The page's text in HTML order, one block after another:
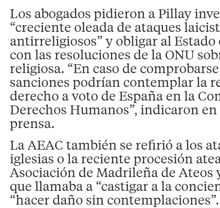
Los abogados pidieron a Pillay
“creciente oleada de ataques
antirreligiosos” y obligar al
con las resoluciones de la ONU
religiosa. “En caso de
sanciones podrían contemplar la
derecho a voto de España en la
Derechos Humanos”, indicaron
prensa.
La AEAC también se refirió a los
iglesias o la reciente procesión
Asociación de Madrileña de Ateos
que llamaba a “castigar a la
“hacer daño sin contemplaciones”.